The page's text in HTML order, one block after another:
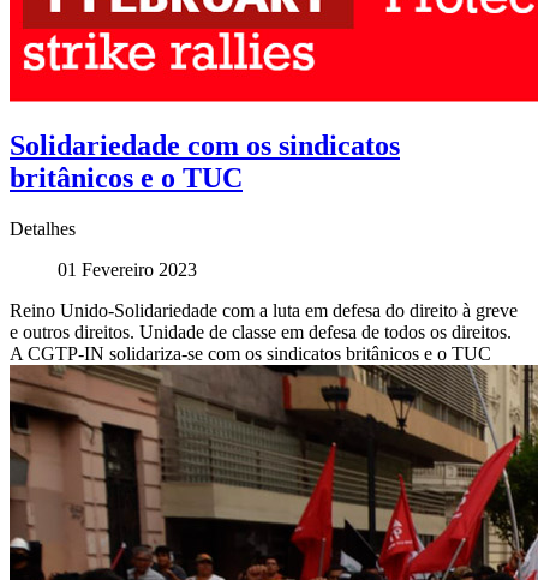
Solidariedade com os sindicatos
britânicos e o TUC
Detalhes
01 Fevereiro 2023
Reino Unido-Solidariedade com a luta em defesa do direito à greve
e outros direitos. Unidade de classe em defesa de todos os direitos.
A CGTP-IN solidariza-se com os sindicatos britânicos e o TUC